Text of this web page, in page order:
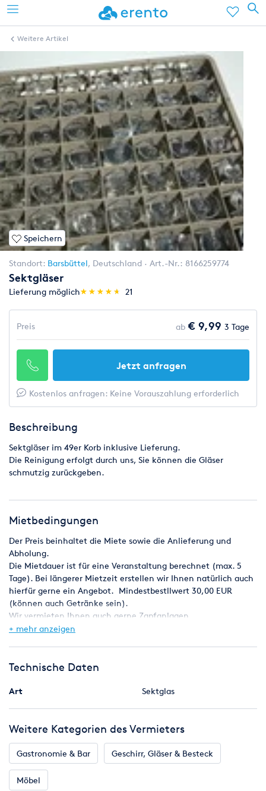
Weitere Artikel
Speichern
Standort: Barsbüttel, Deutschland Art.-Nr.: 8166259774
Sektgläser
Lieferung möglich(*)
★
★
(*)★
★
(*) ★
★
(*) ★
★
(*) ★
★ 21
Preis ab € 9,99 3 Tage
Jetzt anfragen
Kostenlos anfragen: Keine Vorauszahlung erforderlich
Beschreibung
Sektgläser im 49er Korb inklusive Lieferung.
Die Reinigung erfolgt durch uns, Sie können die Gläser
schmutzig zurückgeben.
Mietbedingungen
Der Preis beinhaltet die Miete sowie die Anlieferung und
Abholung.
Die Mietdauer ist für eine Veranstaltung berechnet (max. 5
Tage). Bei längerer Mietzeit erstellen wir Ihnen natürlich auch
hierfür gerne ein Angebot. Mindestbestllwert 30,00 EUR
(können auch Getränke sein).
Wir vermieten Ihnen auch gerne Zapfanlagen,
Bierzeltgarnituren, Stehtische, sonstige Gläser, Kühlschränke
+ mehr anzeigen
Technische Daten
Art Sektglas
Weitere Kategorien des Vermieters
Gastronomie & Bar Geschirr, Gläser & Besteck
Möbel